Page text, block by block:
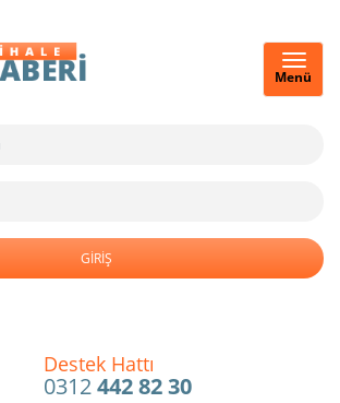
Menü
Destek Hattı
0312442 82 30